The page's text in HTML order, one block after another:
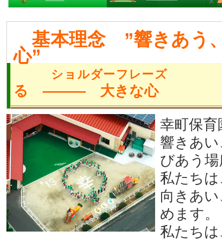
基本理念 ”響きあう
心”
ショルダーフレー
る ――― 大きな心
幸町保
響きあ
びあう
私たち
向きあ
めます。
私たち